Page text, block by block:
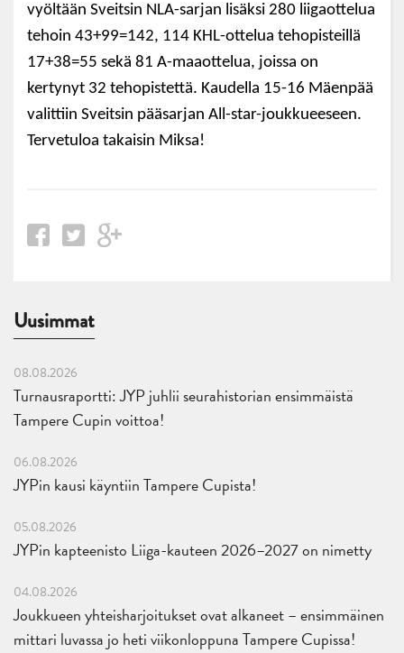
vyöltään Sveitsin NLA-sarjan lisäksi 280 liigaottelua
tehoin 43+99=142, 114 KHL-ottelua tehopisteillä
17+38=55 sekä 81 A-maaottelua, joissa on
kertynyt 32 tehopistettä. Kaudella 15-16 Mäenpää
valittiin Sveitsin pääsarjan All-star-joukkueeseen.
Tervetuloa takaisin Miksa!
Uusimmat
08.08.2026
Turnausraportti: JYP juhlii seurahistorian ensimmäistä
Tampere Cupin voittoa!
06.08.2026
JYPin kausi käyntiin Tampere Cupista!
05.08.2026
JYPin kapteenisto Liiga-kauteen 2026–2027 on nimetty
04.08.2026
Joukkueen yhteisharjoitukset ovat alkaneet – ensimmäinen
mittari luvassa jo heti viikonloppuna Tampere Cupissa!